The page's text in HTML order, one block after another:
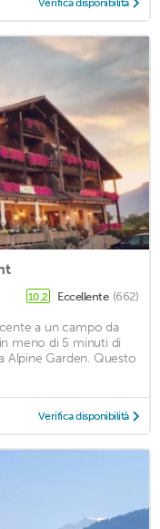
Verifica disponibilità
10,2 Eccellente (662)
a un campo da
meno di 5 minuti di
Alpine Garden. Questo
Verifica disponibilità